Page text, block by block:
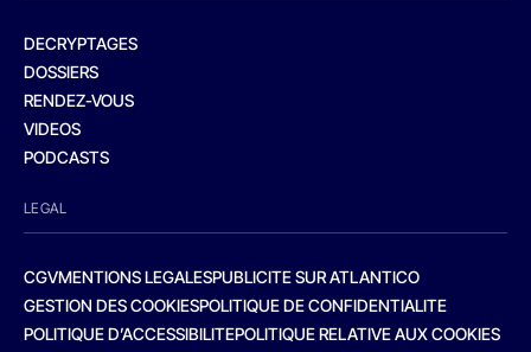
DECRYPTAGES
DOSSIERS
RENDEZ-VOUS
VIDEOS
PODCASTS
LEGAL
CGVMENTIONS LEGALESPUBLICITE SUR ATLANTICO
GESTION DES COOKIESPOLITIQUE DE CONFIDENTIALITE
POLITIQUE D’ACCESSIBILITEPOLITIQUE RELATIVE AUX COOKIES